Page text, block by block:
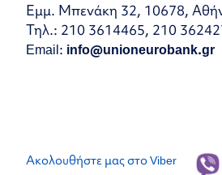
Εμμ. Μπενάκη 32, 10678,
Τηλ.: 210 3614465, 210
Email: info@unioneurobank.gr
Ακολουθήστε μας στο Viber